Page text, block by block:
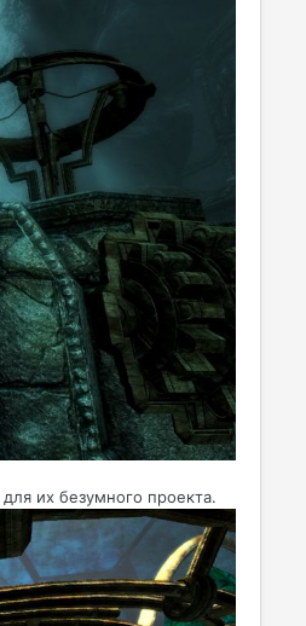
их безумного проекта.